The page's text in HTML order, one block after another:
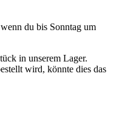
du bis Sonntag um
in unserem Lager.
wird, könnte dies das